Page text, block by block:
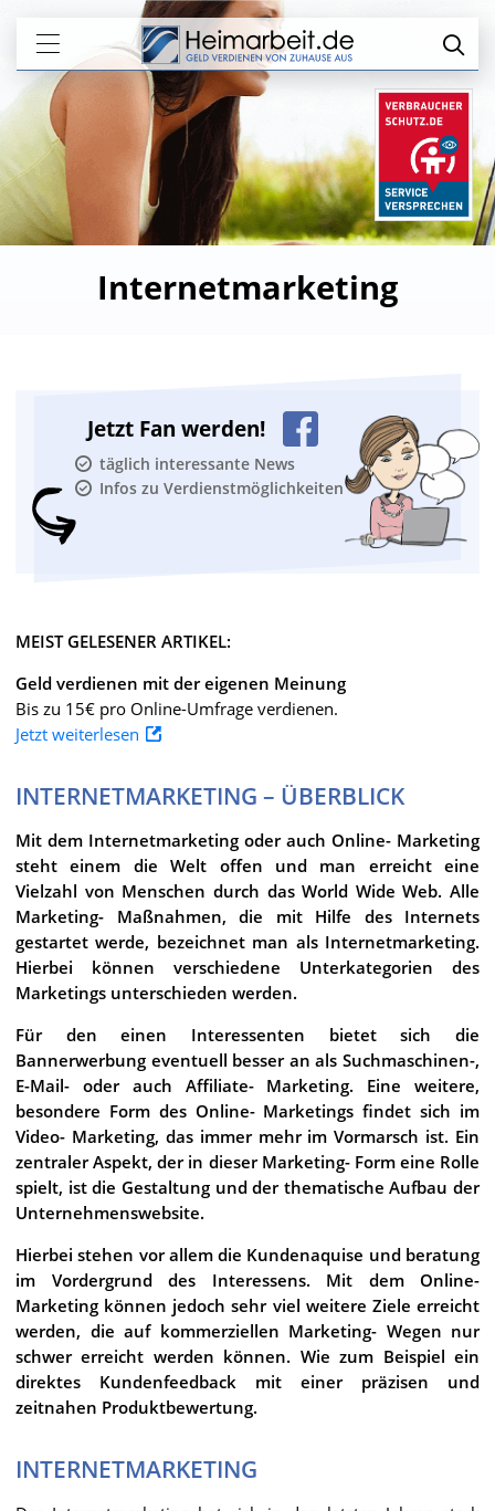
Internetmarketing
Jetzt Fan werden!
täglich interessante News
Infos zu Verdienstmöglichkeiten
MEIST GELESENER ARTIKEL:
Geld verdienen mit der eigenen Meinung
Bis zu 15€ pro Online-Umfrage verdienen.
Jetzt weiterlesen
INTERNETMARKETING – ÜBERBLICK
Mit dem Internetmarketing oder auch Online- Marketing
steht einem die Welt offen und man erreicht eine
Vielzahl von Menschen durch das World Wide Web. Alle
Marketing- Maßnahmen, die mit Hilfe des Internets
gestartet werde, bezeichnet man als Internetmarketing.
Hierbei können verschiedene Unterkategorien des
Marketings unterschieden werden.
Für den einen Interessenten bietet sich die
Bannerwerbung eventuell besser an als Suchmaschinen-,
E-Mail- oder auch Affiliate- Marketing. Eine weitere,
besondere Form des Online- Marketings findet sich im
Video- Marketing, das immer mehr im Vormarsch ist. Ein
zentraler Aspekt, der in dieser Marketing- Form eine Rolle
spielt, ist die Gestaltung und der thematische Aufbau der
Unternehmenswebsite.
Hierbei stehen vor allem die Kundenaquise und beratung
im Vordergrund des Interessens. Mit dem Online-
Marketing können jedoch sehr viel weitere Ziele erreicht
werden, die auf kommerziellen Marketing- Wegen nur
schwer erreicht werden können. Wie zum Beispiel ein
direktes Kundenfeedback mit einer präzisen und
zeitnahen Produktbewertung.
INTERNETMARKETING